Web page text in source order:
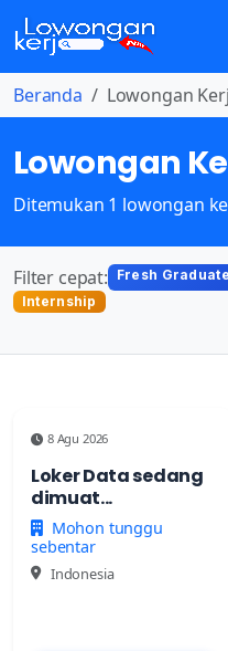
Beranda Lowongan
Lowongan
Ditemukan 1 lowongan
Filter cepat: Fresh Graduate
Internship
8 Agu 2026
Loker Data sedang
dimuat...
Mohon tunggu
sebentar
Indonesia